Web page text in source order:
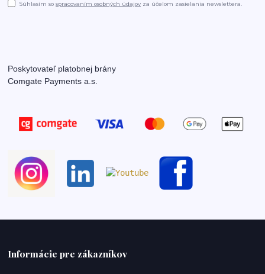
Súhlasím sospracovaním osobných údajov za účelom zasielania newslettera.
Poskytovateľ platobnej brány
Comgate Payments a.s.
Informácie pre zákazníkov